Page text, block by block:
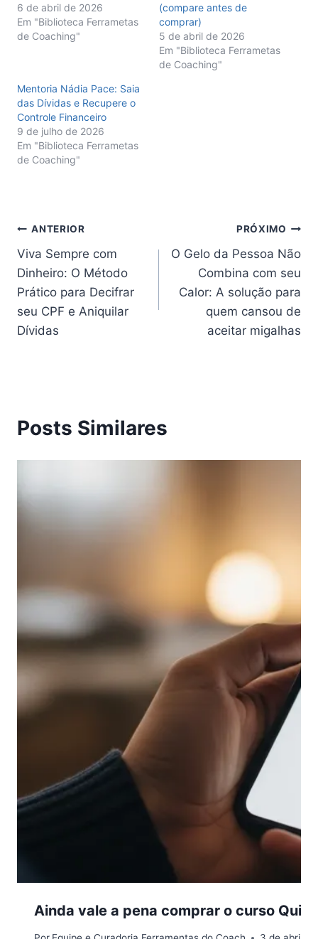
6 de abril de 2026
Em "Biblioteca Ferrametas
de Coaching"
(compare antes de
comprar)
5 de abril de 2026
Em "Biblioteca Ferrametas
de Coaching"
Mentoria Nádia Pace: Saia
das Dívidas e Recupere o
Controle Financeiro
9 de julho de 2026
Em "Biblioteca Ferrametas
de Coaching"
Navegação
de
Post
ANTERIOR
Viva Sempre com
Dinheiro: O Método
Prático para Decifrar
seu CPF e Aniquilar
Dívidas
PRÓXIMO
O Gelo da Pessoa Não
Combina com seu
Calor: A solução para
quem cansou de
aceitar migalhas
Posts Similares
Ainda vale a pena comprar o curso